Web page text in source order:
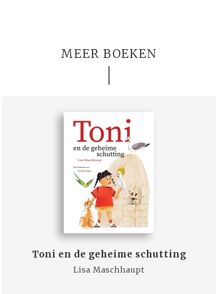
MEER BOEKEN
Toni en de geheime schutting
Lisa Maschhaupt